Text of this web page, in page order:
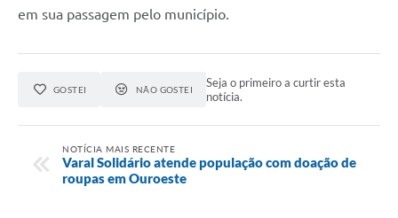
em sua passagem pelo município.
GOSTEI NÃO GOSTEI
Seja o primeiro a curtir esta
notícia.
NOTÍCIA MAIS RECENTE
Varal Solidário atende população com doação de
roupas em Ouroeste